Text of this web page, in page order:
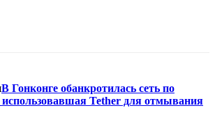
В Гонконге обанкротилась сеть по
Tether для отмывания